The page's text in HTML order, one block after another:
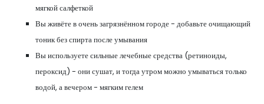
мягкой салфеткой
Вы живёте в очень загрязнённом городе - добавьте очищающий
тоник без спирта после умывания
Вы используете сильные лечебные средства (ретиноиды,
пероксид) - они сушат, и тогда утром можно умываться только
водой, а вечером - мягким гелем